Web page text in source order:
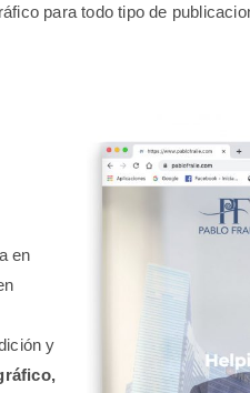
para todo tipo de
en
y